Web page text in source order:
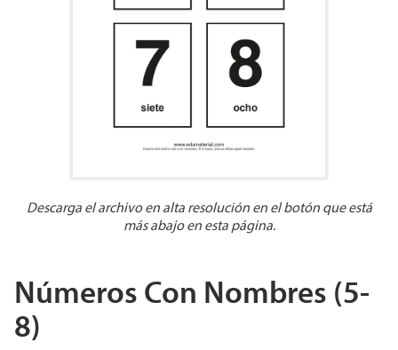
Descarga el archivo en alta resolución en el botón que está
más abajo en esta página.
Números Con Nombres (5-
8)